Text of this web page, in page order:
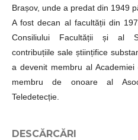
Brașov, unde a predat din 1949
A fost decan al facultății din
Consiliului Facultății și al
contribuțiile sale științifice
a devenit membru al
membru de onoare al
Teledetecție.
DESCĂRCĂRI